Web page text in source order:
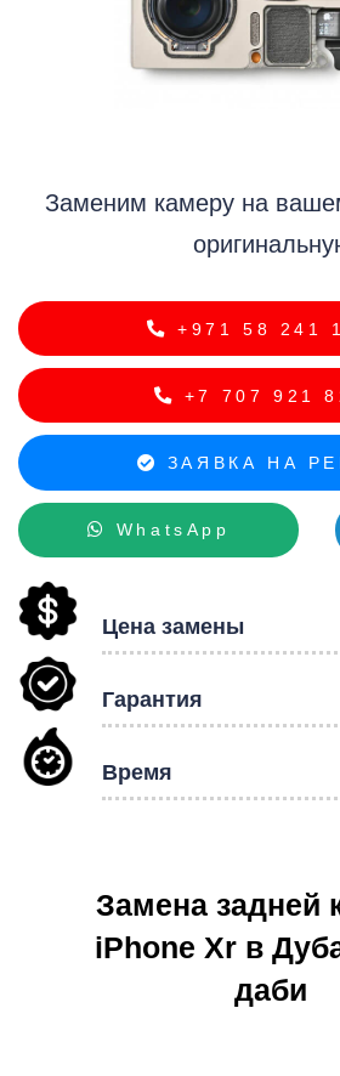
Заменим камеру на
+971 58 241
+7 707 921
ЗАЯВКА НА
WhatsApp
Цена замены
Гарантия
Время
Замена задней
iPhone Xr в
даби